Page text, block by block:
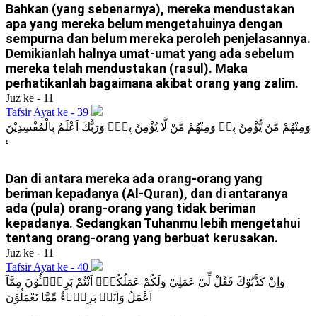
Bahkan (yang sebenarnya), mereka mendustakan
apa yang mereka belum mengetahuinya dengan
sempurna dan belum mereka peroleh penjelasannya.
Demikianlah halnya umat-umat yang ada sebelum
mereka telah mendustakan (rasul). Maka
perhatikanlah bagaimana akibat orang yang zalim.
Juz ke - 11
Tafsir Ayat ke - 39
وَمِنْهُمْ مَّنْ يُّؤْمِنُ بِهٖ وَمِنْهُمْ مَّنْ لَّا يُؤْمِنُ بِهٖۗ وَرَبُّكَ اَعْلَمُ بِالْمُفْسِدِيْنَ
Dan di antara mereka ada orang-orang yang
beriman kepadanya (Al-Quran), dan di antaranya
ada (pula) orang-orang yang tidak beriman
kepadanya. Sedangkan Tuhanmu lebih mengetahui
tentang orang-orang yang berbuat kerusakan.
Juz ke - 11
Tafsir Ayat ke - 40
وَاِنْ كَذَّبُوْكَ فَقُلْ لِّيْ عَمَلِيْ وَلَكُمْ عَمَلُكُمْۚ اَنْتُمْ بَرِيْۤـُٔوْنَ مِمَّآ
اَعْمَلُ وَاَنَا۠ بَرِيْۤءٌ مِّمَّا تَعْمَلُوْنَ